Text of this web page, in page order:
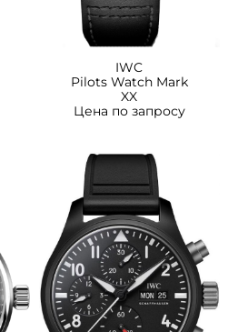
IWC
Pilots Watch Mark
XX
Цена по запросу